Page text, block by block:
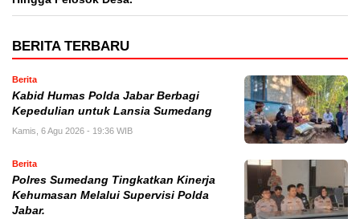
BERITA TERBARU
Berita
Kabid Humas Polda Jabar Berbagi
Kepedulian untuk Lansia Sumedang
Kamis, 6 Agu 2026 - 19:36 WIB
Berita
Polres Sumedang Tingkatkan Kinerja
Kehumasan Melalui Supervisi Polda
Jabar.